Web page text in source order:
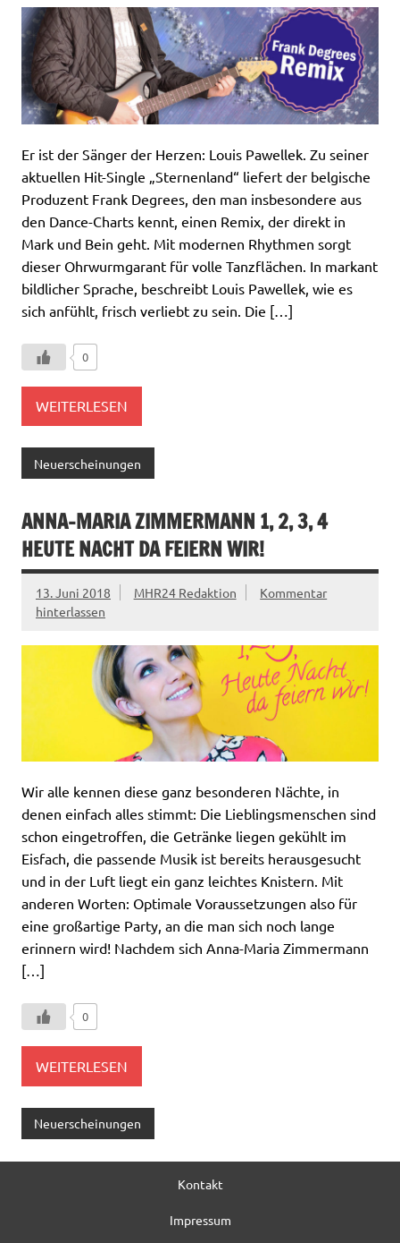
Er ist der Sänger der Herzen: Louis Pawellek. Zu seiner
aktuellen Hit-Single „Sternenland“ liefert der belgische
Produzent Frank Degrees, den man insbesondere aus
den Dance-Charts kennt, einen Remix, der direkt in
Mark und Bein geht. Mit modernen Rhythmen sorgt
dieser Ohrwurmgarant für volle Tanzflächen. In markant
bildlicher Sprache, beschreibt Louis Pawellek, wie es
sich anfühlt, frisch verliebt zu sein. Die […]
0
WEITERLESEN
Neuerscheinungen
ANNA-MARIA ZIMMERMANN 1, 2, 3, 4
HEUTE NACHT DA FEIERN WIR!
13. Juni 2018 MHR24 Redaktion
Kommentar
hinterlassen
Wir alle kennen diese ganz besonderen Nächte, in
denen einfach alles stimmt: Die Lieblingsmenschen sind
schon eingetroffen, die Getränke liegen gekühlt im
Eisfach, die passende Musik ist bereits herausgesucht
und in der Luft liegt ein ganz leichtes Knistern. Mit
anderen Worten: Optimale Voraussetzungen also für
eine großartige Party, an die man sich noch lange
erinnern wird! Nachdem sich Anna-Maria Zimmermann
[…]
0
WEITERLESEN
Neuerscheinungen
Kontakt
Impressum